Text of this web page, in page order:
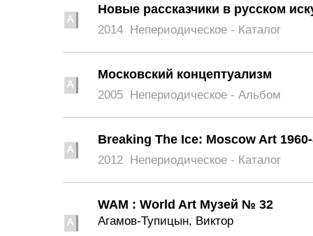
Новые рассказчики в русском
2014 Непериодическое - Каталог
Московский концептуализм
2005 Непериодическое - Альбом
Breaking The Ice: Moscow Art
2012 Непериодическое - Каталог
WAМ : World Art Музей № 32
Агамов-Тупицын, Виктор